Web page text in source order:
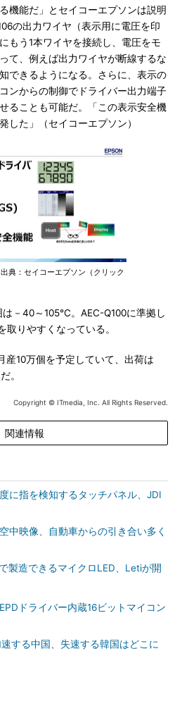
機能だ」とセイコーエプソンは説明
の出力ワイヤ（表示用に電圧を印
もう1本ワイヤを接続し、電圧をモ
て、例えば出力ワイヤが断線するな
できるようになる。さらに、表示の
ンからの制御でドライバー出力端子
ることも可能だ。「この表示安全機
した」（セイコーエプソン）
典：セイコーエプソン（クリック
－40～105℃。AEC-Q100に準拠し
りやすくなっている。
10万個を予定していて、出荷は
。
Copyright © ITmedia, Inc. All Rights Reserved.
関連情報
に指を検知するタッチパネル、JDI
中映像、自動車からの引き合い多く
製造できるマイクロLED、Letiが開
ドライバー内蔵16ビットマイコン
する中国、失速する韓国はどこに